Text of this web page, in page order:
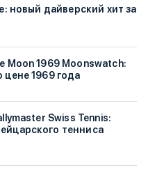
новый дайверский хит за
Moon 1969 Moonswatch:
цене 1969 года
Swiss Tennis:
тенниса